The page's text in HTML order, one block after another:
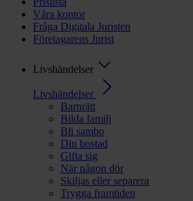
Våra kontor
Fråga Digitala Juristen
Företagarens Jurist
Livshändelser
Livshändelser
Barnrätt
Bilda familj
Bli sambo
Din bostad
Gifta sig
När någon dör
Skiljas eller separera
Trygga framtiden